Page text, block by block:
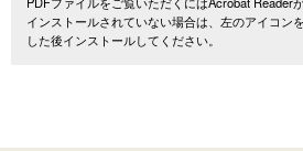
インストールされていない場合は、左のアイコン
した後インストールしてください。